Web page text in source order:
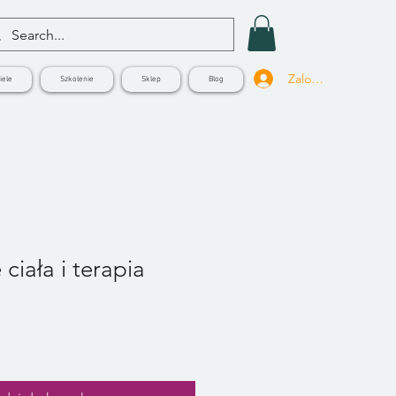
Szkolenie Sklep Blog Zaloguj się
i terapia